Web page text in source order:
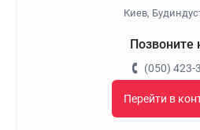
Киев,
Позвоните
(050) 423-
Перейти в